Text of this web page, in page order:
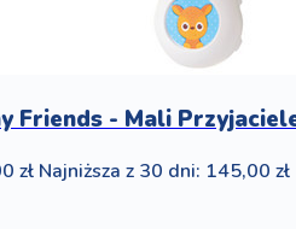
Friends - Mali
zł Najniższa z 30 dni: 145,00 zł